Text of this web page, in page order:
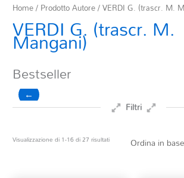
Home/ Prodotto Autore / VERDI G. (trascr. M.
VERDI G. (trascr. M.
Mangani)
Bestseller
←
Filtri
Visualizzazione di 1-16 di 27 risultatiOrdina
in